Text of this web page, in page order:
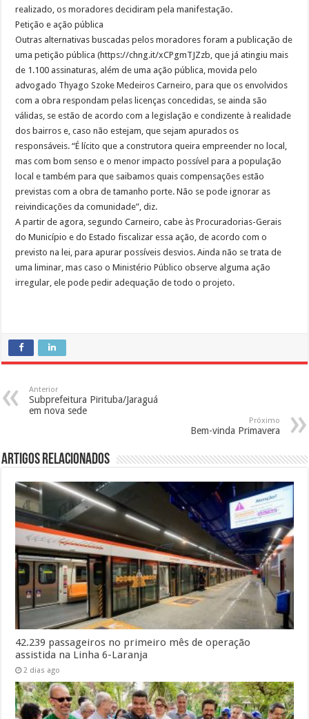
realizado, os moradores decidiram pela manifestação.
Petição e ação pública
Outras alternativas buscadas pelos moradores foram a publicação de
uma petição pública (https://chng.it/xCPgmTJZzb, que já atingiu mais
de 1.100 assinaturas, além de uma ação pública, movida pelo
advogado Thyago Szoke Medeiros Carneiro, para que os envolvidos
com a obra respondam pelas licenças concedidas, se ainda são
válidas, se estão de acordo com a legislação e condizente à realidade
dos bairros e, caso não estejam, que sejam apurados os
responsáveis. “É lícito que a construtora queira empreender no local,
mas com bom senso e o menor impacto possível para a população
local e também para que saibamos quais compensações estão
previstas com a obra de tamanho porte. Não se pode ignorar as
reivindicações da comunidade”, diz.
A partir de agora, segundo Carneiro, cabe às Procuradorias-Gerais
do Município e do Estado fiscalizar essa ação, de acordo com o
previsto na lei, para apurar possíveis desvios. Ainda não se trata de
uma liminar, mas caso o Ministério Público observe alguma ação
irregular, ele pode pedir adequação de todo o projeto.
Anterior
Subprefeitura Pirituba/Jaraguá
em nova sede
Próximo
Bem-vinda Primavera
Artigos Relacionados
42.239 passageiros no primeiro mês de operação
assistida na Linha 6-Laranja
2 dias ago